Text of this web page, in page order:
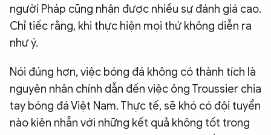
người Pháp cũng nhận được nhiều sự đánh giá cao.
Chỉ tiếc rằng, khi thực hiện mọi thứ không diễn ra
như ý.
Nói đúng hơn, việc bóng đá không có thành tích là
nguyên nhân chính dẫn đến việc ông Troussier chia
tay bóng đá Việt Nam. Thực tế, sẽ khó có đội tuyển
nào kiên nhẫn với những kết quả không tốt trong